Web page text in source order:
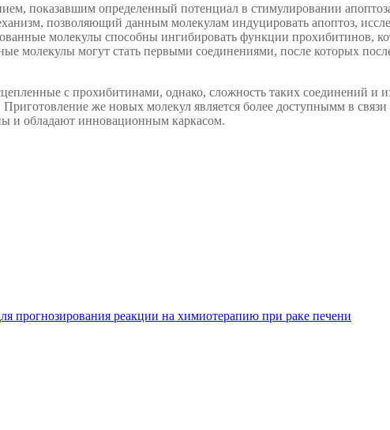
показавшим определенный потенциал в стимулировании
позволяющий данным молекулам индуцировать апоптоз,
молекулы способны ингибировать функции прохибитинов,
молекулы могут стать первыми соединениями, после которых
с прохибитинами, однако, сложность таких соединений и
Приготовление же новых молекул является более доступнымм в
и обладают инновационным каркасом.
прогнозирования реакции на химиотерапию при раке печени